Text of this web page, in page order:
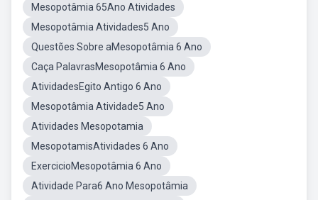
Mesopotâmia 65Ano Atividades
Mesopotâmia Atividades5 Ano
Questões Sobre aMesopotâmia 6 Ano
Caça PalavrasMesopotâmia 6 Ano
AtividadesEgito Antigo 6 Ano
Mesopotâmia Atividade5 Ano
Atividades Mesopotamia
MesopotamisAtividades 6 Ano
ExercicioMesopotâmia 6 Ano
Atividade Para6 Ano Mesopotâmia